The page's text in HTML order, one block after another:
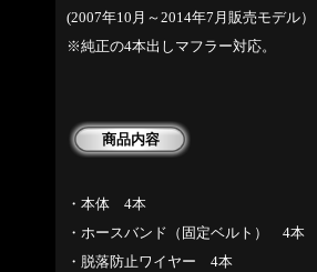
(2007年10月～2014年7月販売モデル）
※純正の4本出しマフラー対応。
商品内容
・本体 4本
・ホースバンド（固定ベルト） 4本
・脱落防止ワイヤー 4本